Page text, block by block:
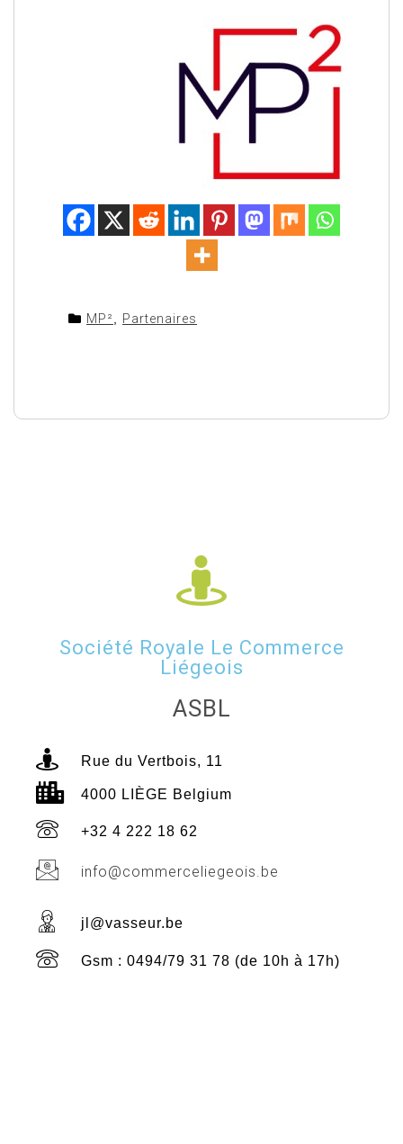
MP² Partenaires
Société Royale Le Commerce
Liégeois
ASBL
Rue du Vertbois, 11
4000 LIÈGE Belgium
+32 4 222 18 62
info@commerceliegeois.be
jl@vasseur.be
Gsm : 0494/79 31 78 (de 10h à 17h)